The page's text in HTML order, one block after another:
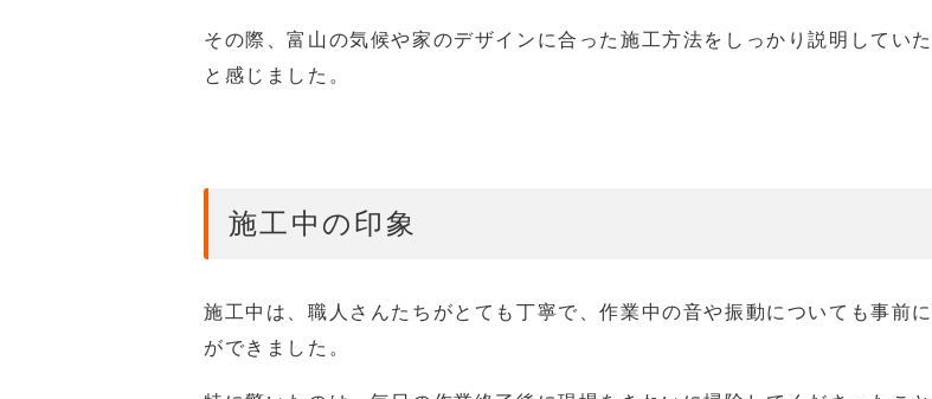
その際、富山の気候や家のデザインに合った施工方法をしっかり説明してい
と感じました。
施工中の印象
施工中は、職人さんたちがとても丁寧で、作業中の音や振動についても事前
ができました。